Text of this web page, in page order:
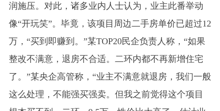
润施压。对此，诸多业内人士认为，业主此番举动
像“开玩笑”。毕竟，该项目周边二手房单价已超过12
万，“买到即赚到。”某TOP20民企负责人称，“如果
整改不满意，退房不合适。二环内都不再新增住宅
了。”某央企高管称，“业主不满意就退房，我们一般
这么处理，不能强买强卖。但我之前觉得这个项目